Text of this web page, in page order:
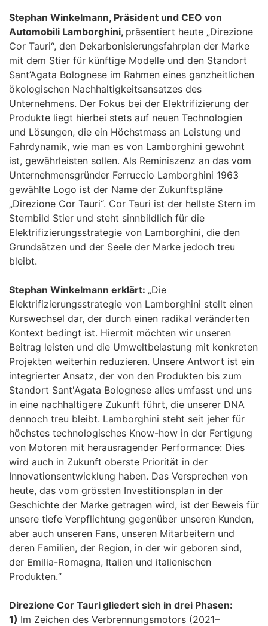
Stephan Winkelmann, Präsident und CEO von
Automobili Lamborghini, präsentiert heute „Direzione
Cor Tauri“, den Dekarbonisierungsfahrplan der Marke
mit dem Stier für künftige Modelle und den Standort
Sant’Agata Bolognese im Rahmen eines ganzheitlichen
ökologischen Nachhaltigkeitsansatzes des
Unternehmens. Der Fokus bei der Elektrifizierung der
Produkte liegt hierbei stets auf neuen Technologien
und Lösungen, die ein Höchstmass an Leistung und
Fahrdynamik, wie man es von Lamborghini gewohnt
ist, gewährleisten sollen. Als Reminiszenz an das vom
Unternehmensgründer Ferruccio Lamborghini 1963
gewählte Logo ist der Name der Zukunftspläne
„Direzione Cor Tauri“. Cor Tauri ist der hellste Stern im
Sternbild Stier und steht sinnbildlich für die
Elektrifizierungsstrategie von Lamborghini, die den
Grundsätzen und der Seele der Marke jedoch treu
bleibt.
Stephan Winkelmann erklärt: „Die
Elektrifizierungsstrategie von Lamborghini stellt einen
Kurswechsel dar, der durch einen radikal veränderten
Kontext bedingt ist. Hiermit möchten wir unseren
Beitrag leisten und die Umweltbelastung mit konkreten
Projekten weiterhin reduzieren. Unsere Antwort ist ein
integrierter Ansatz, der von den Produkten bis zum
Standort Sant'Agata Bolognese alles umfasst und uns
in eine nachhaltigere Zukunft führt, die unserer DNA
dennoch treu bleibt. Lamborghini steht seit jeher für
höchstes technologisches Know-how in der Fertigung
von Motoren mit herausragender Performance: Dies
wird auch in Zukunft oberste Priorität in der
Innovationsentwicklung haben. Das Versprechen von
heute, das vom grössten Investitionsplan in der
Geschichte der Marke getragen wird, ist der Beweis für
unsere tiefe Verpflichtung gegenüber unseren Kunden,
aber auch unseren Fans, unseren Mitarbeitern und
deren Familien, der Region, in der wir geboren sind,
der Emilia-Romagna, Italien und italienischen
Produkten.“
Direzione Cor Tauri gliedert sich in drei Phasen:
1) Im Zeichen des Verbrennungsmotors (2021–